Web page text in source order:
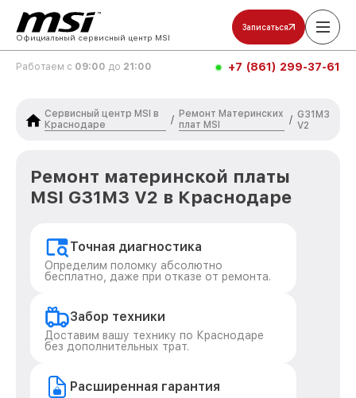
Официальный сервисный центр MSI
Записаться
Работаем с 09:00 до 21:00 +7 (861) 299-37-61
Сервисный центр MSI в
Краснодаре
/
Ремонт Материнских
плат MSI
/ G31M3
V2
Ремонт материнской платы
MSI G31M3 V2 в Краснодаре
Точная диагностика
Определим поломку абсолютно
бесплатно, даже при отказе от ремонта.
Забор техники
Доставим вашу технику по Краснодаре
без дополнительных трат.
Расширенная гарантия